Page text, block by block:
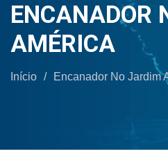
ENCANADOR
AMÉRICA
Início / Encanador No Jardim